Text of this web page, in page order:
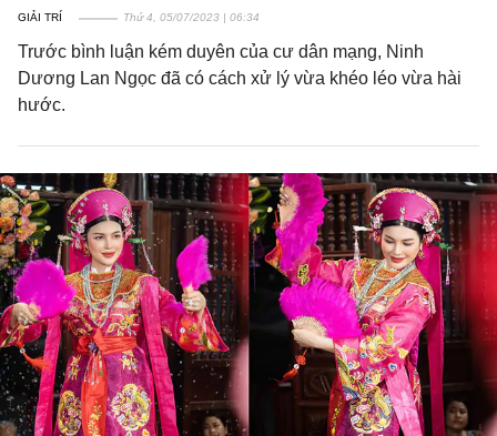
GIẢI TRÍ Thứ 4, 05/07/2023 | 06:34
Trước bình luận kém duyên của cư dân mạng, Ninh
Dương Lan Ngọc đã có cách xử lý vừa khéo léo vừa hài
hước.